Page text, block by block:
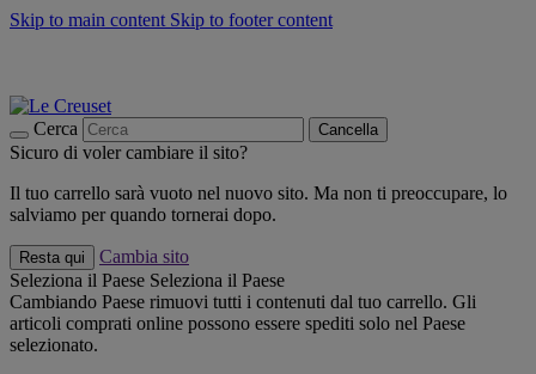
Skip to main content Skip to footer content
Cerca Cancella
Sicuro di voler cambiare il sito?
Il tuo carrello sarà vuoto nel nuovo sito. Ma non ti preoccupare, lo
salviamo per quando tornerai dopo.
Resta qui
Cambia sito
Seleziona il Paese Seleziona il Paese
Cambiando Paese rimuovi tutti i contenuti dal tuo carrello. Gli
articoli comprati online possono essere spediti solo nel Paese
selezionato.